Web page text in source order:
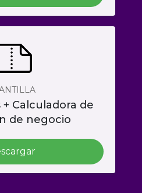
+ Calculadora de
de negocio